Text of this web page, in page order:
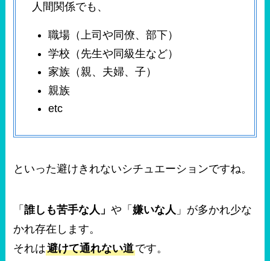
人間関係でも、
職場（上司や同僚、部下）
学校（先生や同級生など）
家族（親、夫婦、子）
親族
etc
といった避けきれないシチュエーションですね。
「誰しも苦手な人」や「嫌いな人 」が多かれ少な
かれ存在します。
それは避けて通れない道です。